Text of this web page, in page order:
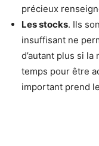
précieux
Les stocks. Ils
insuffisant ne
d’autant plus si
temps pour être
important prend